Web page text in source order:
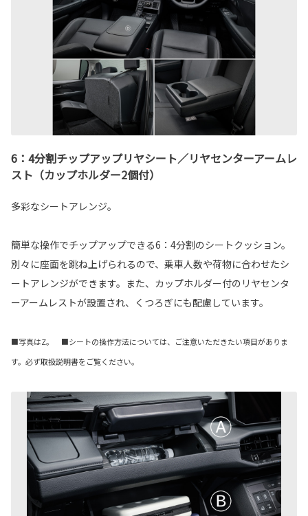
6：4分割チップアップリヤシート／リヤセンターアームレ
スト（カップホルダー2個付）
多彩なシートアレンジ。
簡単な操作でチップアップできる6：4分割のシートクッション。
別々に座面を跳ね上げられるので、乗車人数や荷物に合わせたシ
ートアレンジができます。また、カップホルダー付のリヤセンタ
ーアームレストが設置され、くつろぎにも配慮しています。
■写真はZ。 ■シートの操作方法については、ご注意いただきたい項目がありま
す。必ず取扱説明書をご覧ください。